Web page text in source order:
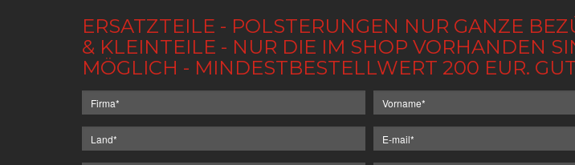
ERSATZTEILE - POLSTERUNGEN NUR GANZE
& KLEINTEILE - NUR DIE IM SHOP VORHANDEN
MÖGLICH - MINDESTBESTELLWERT 200 EUR.